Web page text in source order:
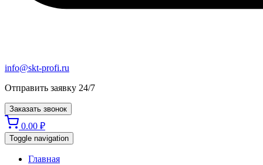
info@skt-profi.ru
Отправить заявку 24/7
Заказать звонок
0.00 ₽
Toggle navigation
Главная